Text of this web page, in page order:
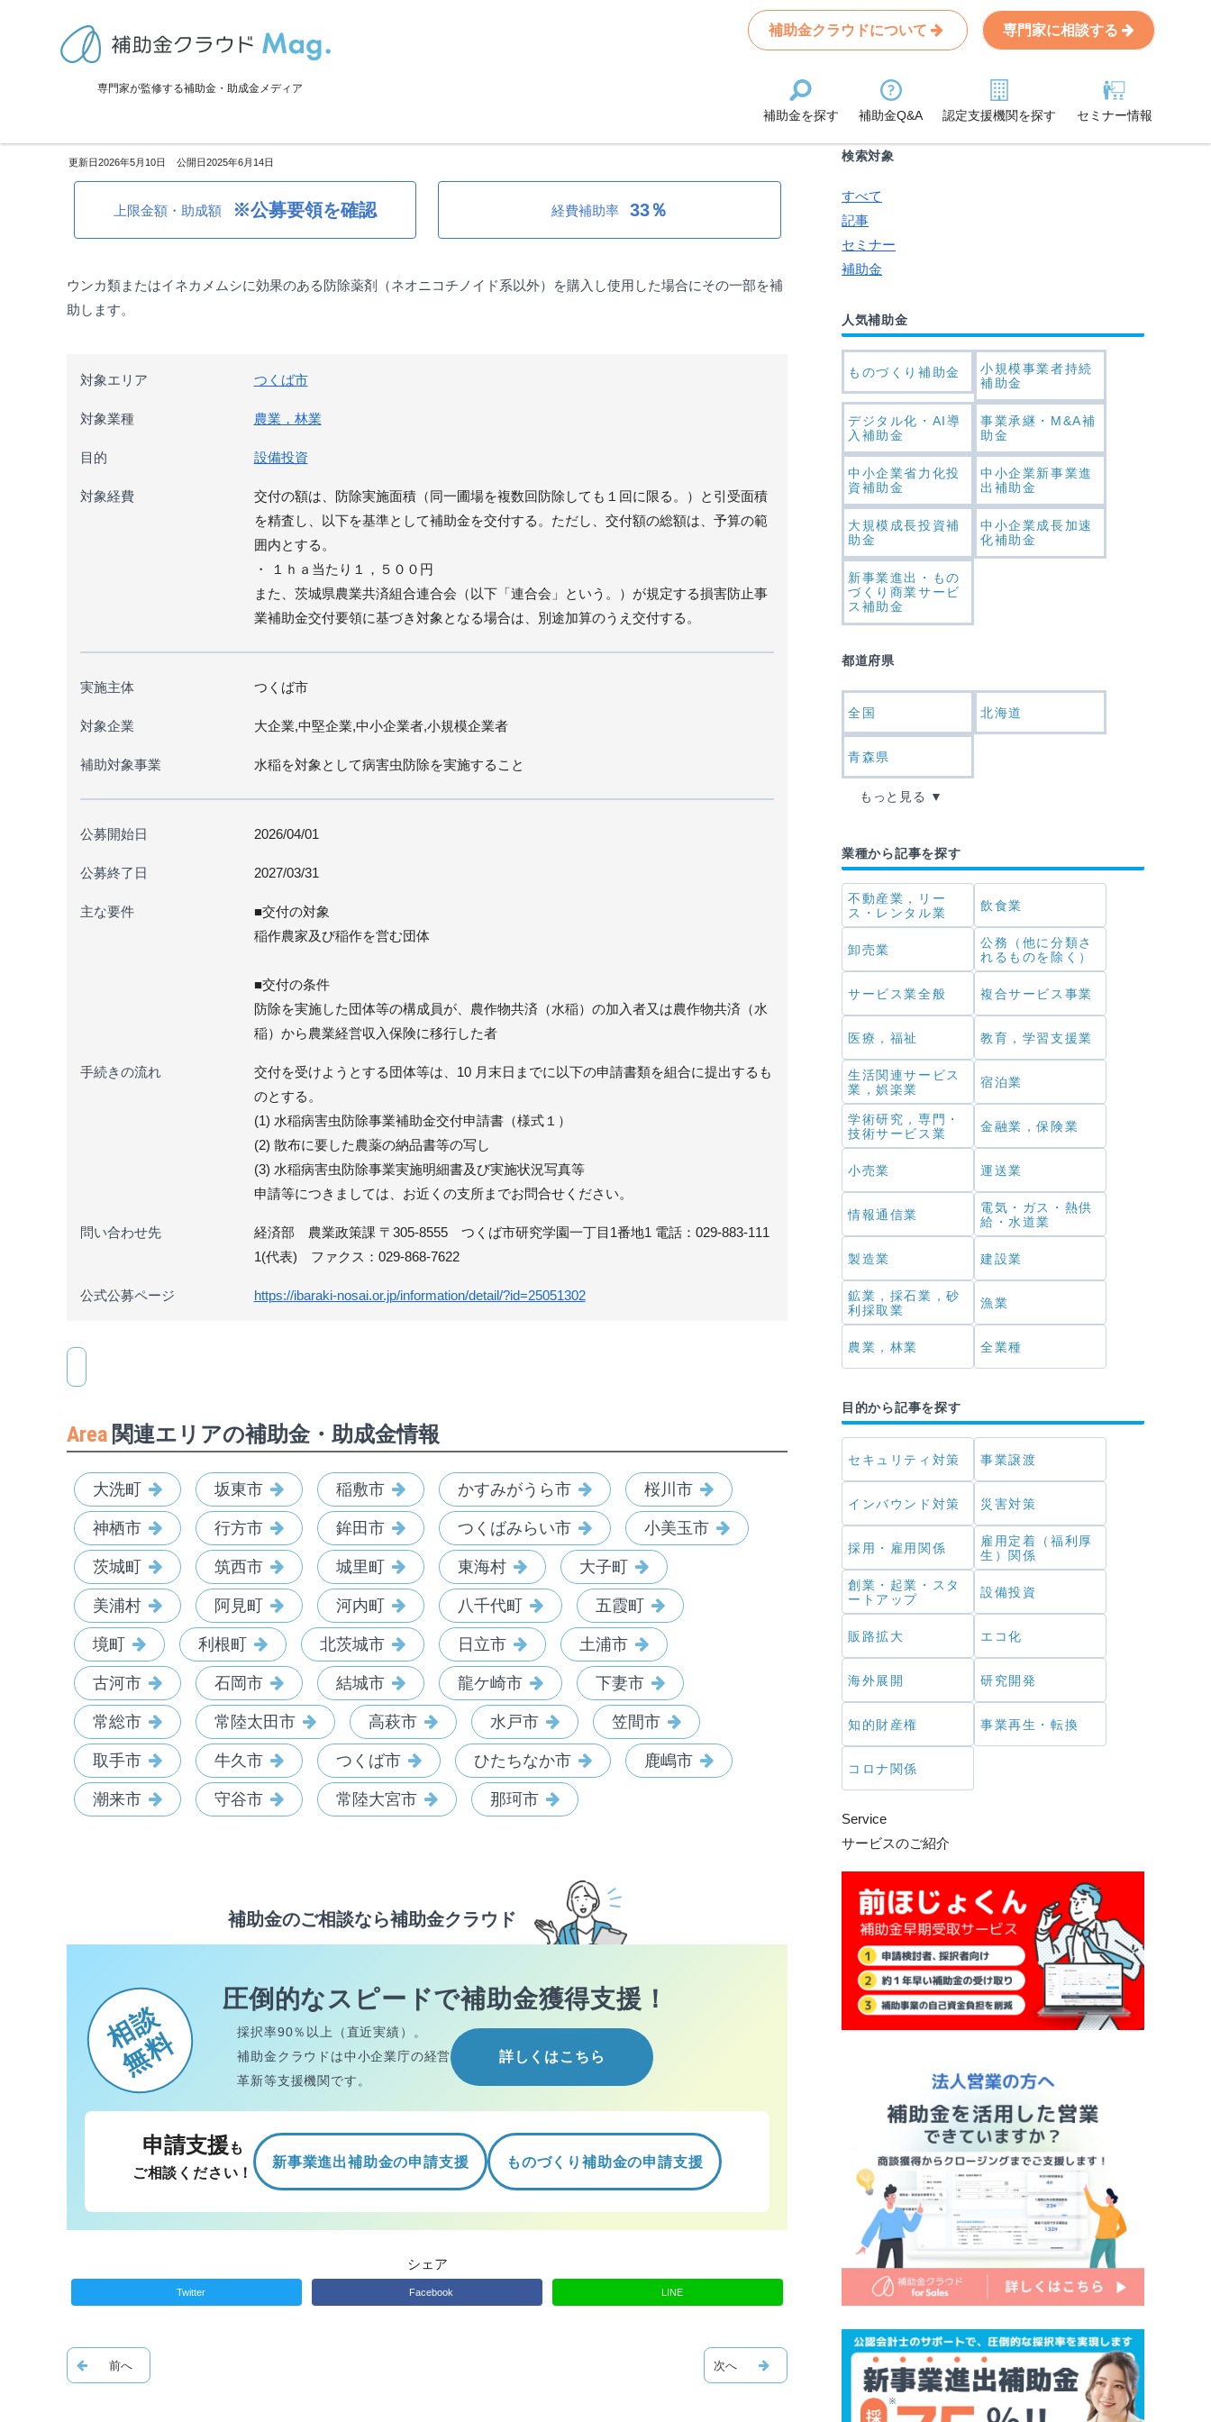
専門家が監修する補助金・助成金メディア
補助金クラウドについて 専門家に相談する
補助金を探す 補助金Q&A 認定支援機関を探す セミナー情報
>補助金・助成金詳細
2026年5月10日 2025年6月14日
上限金額・助成額 ※公募要領を確認 経費補助率 33％
ウンカ類またはイネカメムシに効果のある防除薬剤（ネオニコチノイド系以外）を購入し使用した場合にその一部を補
助します。
対象エリア つくば市
対象業種 農業，林業
目的 設備投資
対象経費
交付の額は、防除実施面積（同一圃場を複数回防除しても１回に限る。）と引受面積
を精査し、以下を基準として補助金を交付する。ただし、交付額の総額は、予算の範
囲内とする。
・ １ｈａ当たり１，５００円
また、茨城県農業共済組合連合会（以下「連合会」という。）が規定する損害防止事
業補助金交付要領に基づき対象となる場合は、別途加算のうえ交付する。
実施主体 つくば市
対象企業 大企業,中堅企業,中小企業者,小規模企業者
補助対象事業 水稲を対象として病害虫防除を実施すること
公募開始日 2026/04/01
公募終了日 2027/03/31
主な要件
■交付の対象
稲作農家及び稲作を営む団体
■交付の条件
防除を実施した団体等の構成員が、農作物共済（水稲）の加入者又は農作物共済（水
稲）から農業経営収入保険に移行した者
手続きの流れ
交付を受けようとする団体等は、10 月末日までに以下の申請書類を組合に提出するも
のとする。
(1) 水稲病害虫防除事業補助金交付申請書（様式１）
(2) 散布に要した農薬の納品書等の写し
(3) 水稲病害虫防除事業実施明細書及び実施状況写真等
申請等につきましては、お近くの支所までお問合せください。
問い合わせ先
経済部 農業政策課 〒305-8555 つくば市研究学園一丁目1番地1 電話：029-883-111
1(代表) ファクス：029-868-7622
公式公募ページ https://ibaraki-nosai.or.jp/information/detail/?id=25051302
Area 関連エリアの補助金・助成金情報
大洗町 坂東市 稲敷市 かすみがうら市 桜川市
神栖市 行方市 鉾田市 つくばみらい市 小美玉市
茨城町 筑西市 城里町 東海村 大子町
美浦村 阿見町 河内町 八千代町 五霞町
境町 利根町 北茨城市 日立市 土浦市
古河市 石岡市 結城市 龍ケ崎市 下妻市
常総市 常陸太田市 高萩市 水戸市 笠間市
取手市 牛久市 つくば市 ひたちなか市 鹿嶋市
潮来市 守谷市 常陸大宮市 那珂市
補助金のご相談なら補助金クラウド
相談
無料
圧倒的なスピードで補助金獲得支援！
採択率90％以上（直近実績）。
補助金クラウドは中小企業庁の経営
革新等支援機関です。
詳しくはこちら
申請支援 も
ご相談ください！
新事業進出補助金の申請支援 ものづくり補助金の申請支援
シェア
Twitter Facebook LINE
Search
条件から記事を探す
検索対象
すべて
記事
セミナー
補助金
人気補助金
ものづくり補助金
小規模事業者持続
補助金
デジタル化・AI導
入補助金
事業承継・M&A補
助金
中小企業省力化投
資補助金
中小企業新事業進
出補助金
大規模成長投資補
助金
中小企業成長加速
化補助金
新事業進出・もの
づくり商業サービ
ス補助金
都道府県
全国 北海道
青森県
もっと見る
業種から記事を探す
不動産業，リー
ス・レンタル業
飲食業
卸売業
公務（他に分類さ
れるものを除く）
サービス業全般 複合サービス事業
医療，福祉 教育，学習支援業
生活関連サービス
業，娯楽業
宿泊業
学術研究，専門・
技術サービス業
金融業，保険業
小売業 運送業
情報通信業
電気・ガス・熱供
給・水道業
製造業 建設業
鉱業，採石業，砂
利採取業
漁業
農業，林業 全業種
目的から記事を探す
セキュリティ対策 事業譲渡
インバウンド対策 災害対策
採用・雇用関係
雇用定着（福利厚
生）関係
創業・起業・スタ
ートアップ
設備投資
販路拡大 エコ化
海外展開 研究開発
知的財産権 事業再生・転換
コロナ関係
Service
サービスのご紹介